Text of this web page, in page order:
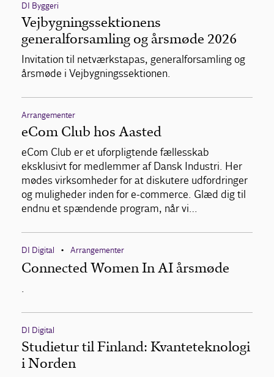
DI Byggeri
Vejbygningssektionens
generalforsamling og årsmøde 2026
Invitation til netværkstapas, generalforsamling og
årsmøde i Vejbygningssektionen.
Arrangementer
eCom Club hos Aasted
eCom Club er et uforpligtende fællesskab
eksklusivt for medlemmer af Dansk Industri. Her
mødes virksomheder for at diskutere udfordringer
og muligheder inden for e-commerce. Glæd dig til
endnu et spændende program, når vi…
DI Digital • Arrangementer
Connected Women In AI årsmøde
.
DI Digital
Studietur til Finland: Kvanteteknologi
i Norden